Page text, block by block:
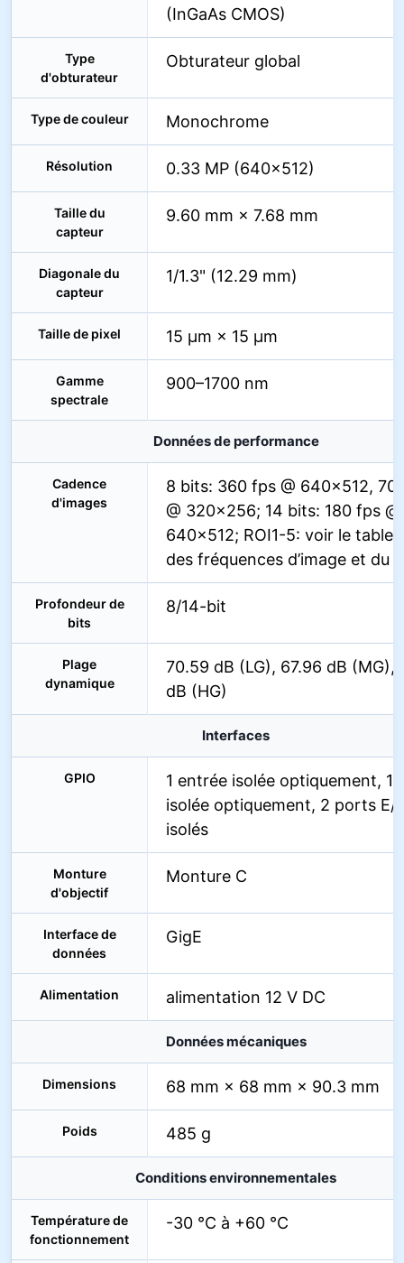
(InGaAs CMOS)
Type
d'obturateur
Obturateur global
Type de couleur Monochrome
Résolution 0.33 MP (640×512)
Taille du
capteur
9.60 mm × 7.68 mm
Diagonale du
capteur
1/1.3" (12.29 mm)
Taille de pixel 15 µm × 15 µm
Gamme
spectrale
900–1700 nm
Données de performance
Cadence
d'images
8 bits: 360 fps @ 640×512,
@ 320×256; 14 bits: 180 fps @
640×512; ROI1-5: voir le
des fréquences d’image et du
Profondeur de
bits
8/14-bit
Plage
dynamique
70.59 dB (LG), 67.96 dB (MG),
dB (HG)
Interfaces
GPIO
1 entrée isolée optiquement, 1
isolée optiquement, 2 ports E/
isolés
Monture
d'objectif
Monture C
Interface de
données
GigE
Alimentation alimentation 12 V DC
Données mécaniques
Dimensions 68 mm × 68 mm × 90.3 mm
Poids 485 g
Conditions environnementales
Température de
fonctionnement
-30 °C à +60 °C